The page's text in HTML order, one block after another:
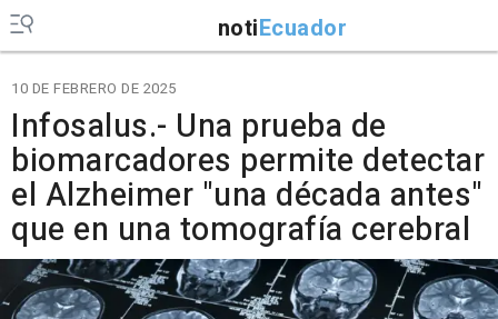
notiEcuador
10 DE FEBRERO DE 2025
Infosalus.- Una prueba de
biomarcadores permite detectar
el Alzheimer "una década antes"
que en una tomografía cerebral